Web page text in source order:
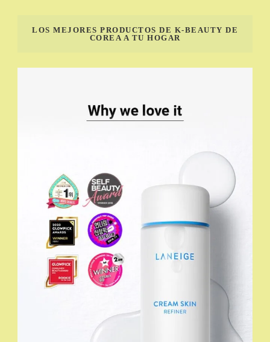
LOS MEJORES PRODUCTOS DE K-BEAUTY DE
COREA A TU HOGAR